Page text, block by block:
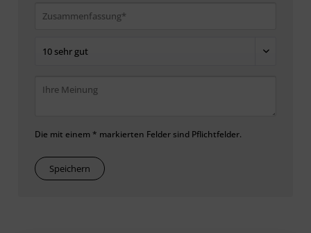
Die mit einem * markierten Felder sind Pflichtfelder.
Speichern